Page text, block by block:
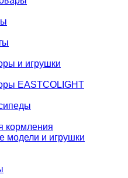
и игрушки
EASTCOLIGHT
кормления
модели и игрушки